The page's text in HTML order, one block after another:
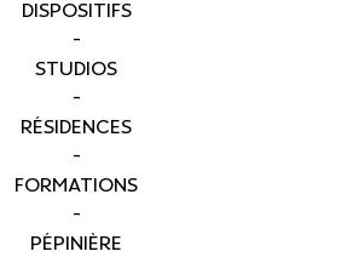
DISPOSITIFS
-
STUDIOS
-
RÉSIDENCES
-
FORMATIONS
-
PÉPINIÈRE